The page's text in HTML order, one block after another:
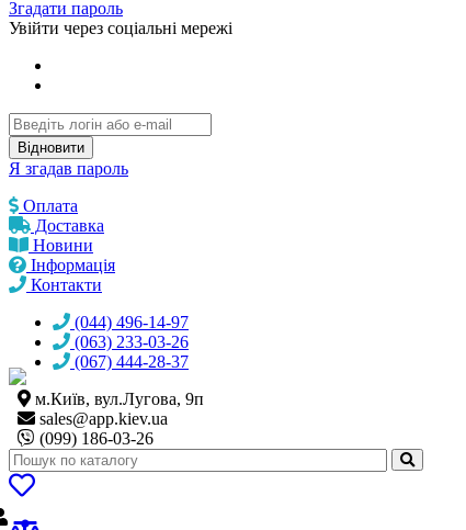
Згадати пароль
Увійти через соціальні мережі
Відновити
Я згадав пароль
Оплата
Доставка
Новини
Інформація
Контакти
(044) 496-14-97
(063) 233-03-26
(067) 444-28-37
м.Київ, вул.Лугова, 9п
sales@app.kiev.ua
(099) 186-03-26